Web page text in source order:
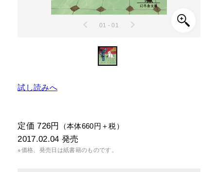
01 - 01
試し読みへ
定価 726円 （本体660円＋税）
2017.02.04 発売
※価格、発売日は紙書籍のものです。